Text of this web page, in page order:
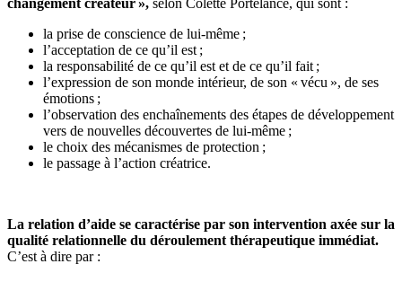
la prise de conscience de lui-même ;
l’acceptation de ce qu’il est ;
la responsabilité de ce qu’il est et de ce qu’il fait ;
l’expression de son monde intérieur, de son « vécu », de ses
émotions ;
l’observation des enchaînements des étapes de développement
vers de nouvelles découvertes de lui-même ;
le choix des mécanismes de protection ;
le passage à l’action créatrice.
La relation d’aide se caractérise par son intervention axée sur la
qualité relationnelle du déroulement thérapeutique immédiat.
C’est à dire par :